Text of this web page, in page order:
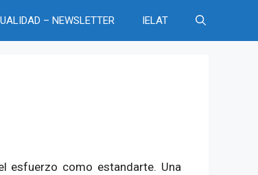
– NEWSLETTER IELAT
esfuerzo como estandarte. Una